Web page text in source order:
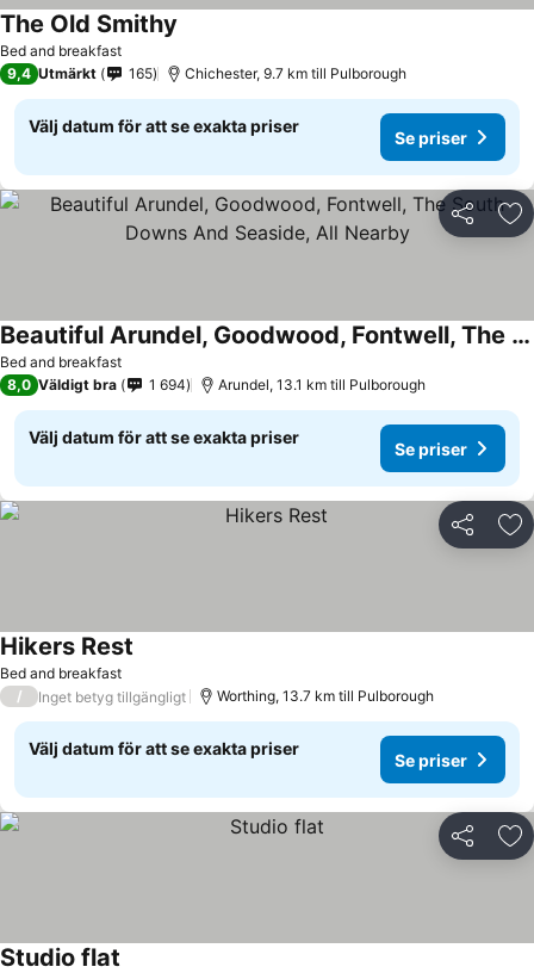
Bed and breakfast
The Old Smithy
9,4 Utmärkt 165 Chichester, 9.7 km till Pulborough
Välj datum för att se exakta priser
Se priser
Dela
Bed and breakfast
Beautiful Arundel, Goodwood, Fontwell, The South Downs And Seaside, All Nearby
Se priser
8,0 Väldigt bra 1 694 Arundel, 13.1 km till Pulborough
Välj datum för att se exakta priser
Se priser
Dela
Bed and breakfast
Hikers Rest
/ Inget betyg tillgängligt Worthing, 13.7 km till Pulborough
Välj datum för att se exakta priser
Se priser
Dela
Studio flat